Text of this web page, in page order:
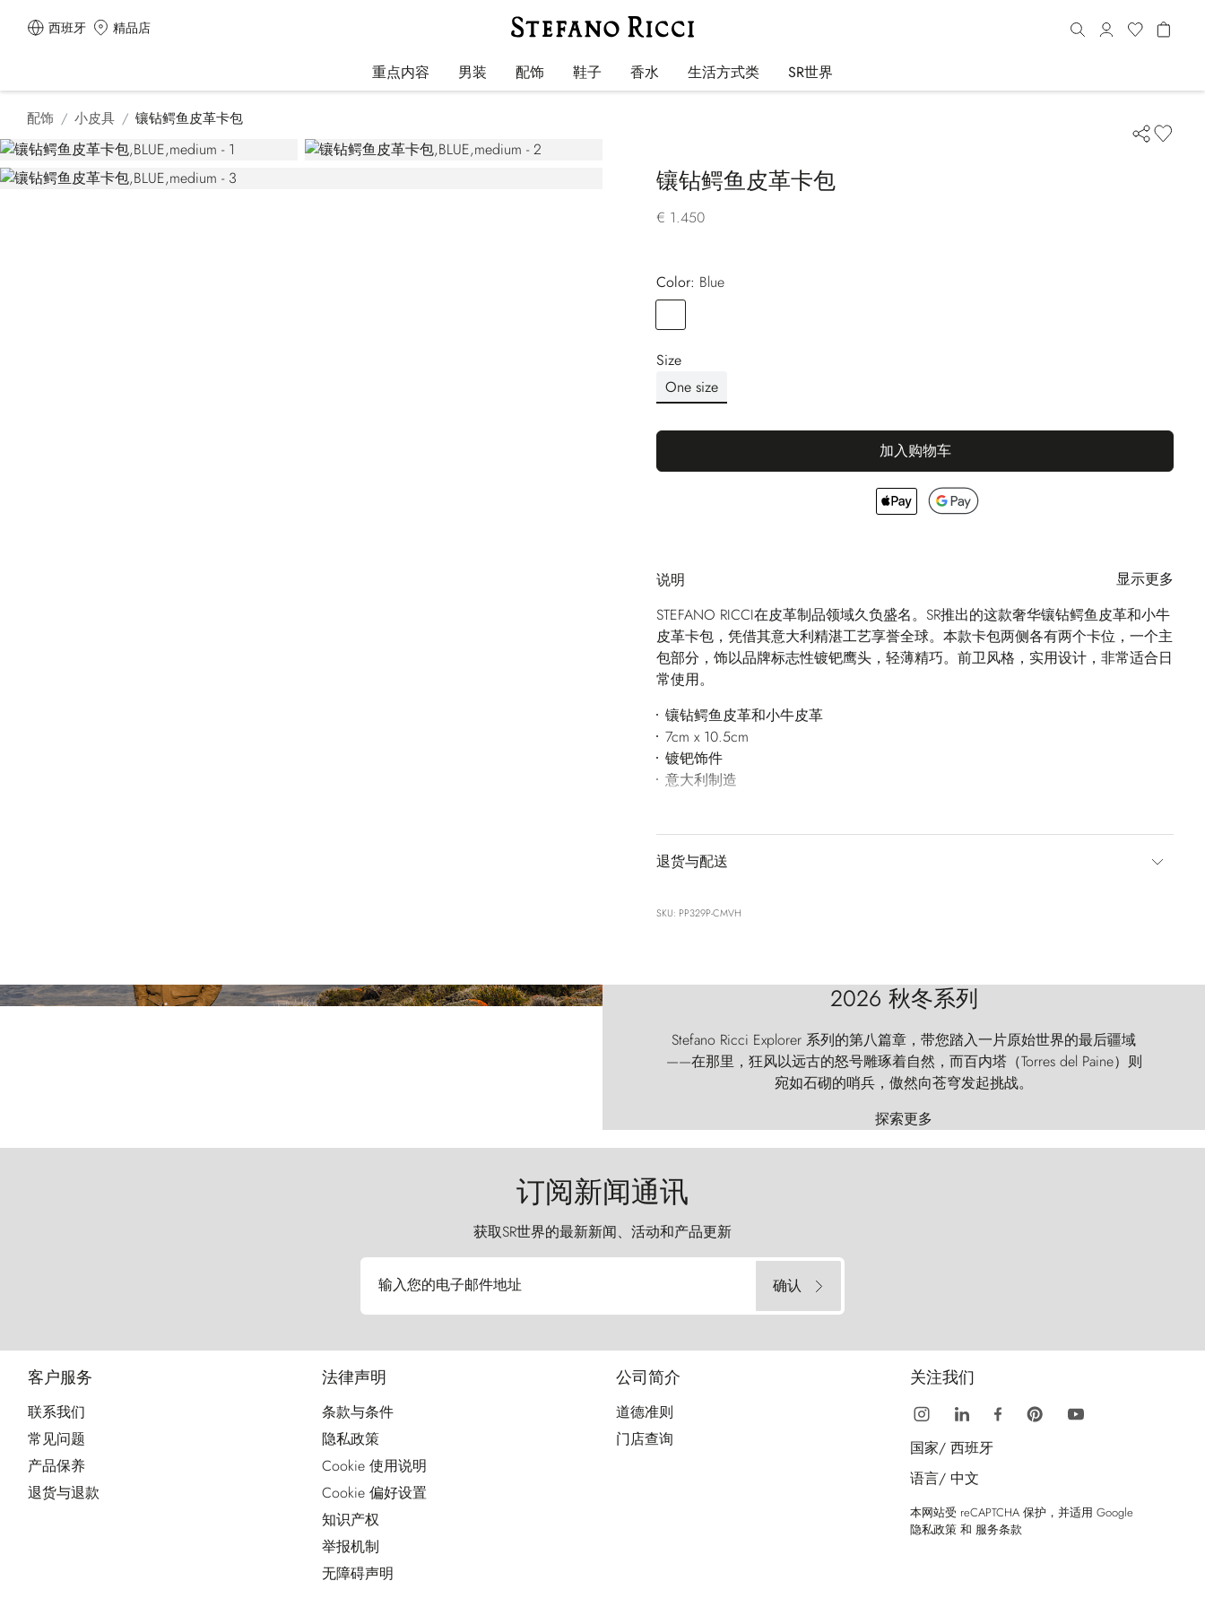
西班牙 精品店
重点内容 男装 配饰 鞋子 香水 生活方式类 SR世界
配饰 小皮具 镶钻鳄鱼皮革卡包
镶钻鳄鱼皮革卡包
€ 1.450
Color:
blue
Size
One size
加入购物车
说明
显示更多
STEFANO RICCI在皮革制品领域久负盛名。SR推出的这款奢华镶钻鳄鱼皮革和小牛
皮革卡包，凭借其意大利精湛工艺享誉全球。本款卡包两侧各有两个卡位，一个主
包部分，饰以品牌标志性镀钯鹰头，轻薄精巧。前卫风格，实用设计，非常适合日
常使用。
镶钻鳄鱼皮革和小牛皮革
7cm x 10.5cm
镀钯饰件
意大利制造
退货与配送
SKU: PP329P-CMVH
2026 秋冬系列
Stefano Ricci Explorer 系列的第八篇章，带您踏入一片原始世界的最后疆域
——在那里，狂风以远古的怒号雕琢着自然，而百内塔（Torres del Paine）则
宛如石砌的哨兵，傲然向苍穹发起挑战。
探索更多
订阅新闻通讯
获取SR世界的最新新闻、活动和产品更新
输入您的电子邮件地址 确认
客户服务
联系我们
常见问题
产品保养
退货与退款
法律声明
条款与条件
隐私政策
Cookie 使用说明
Cookie 偏好设置
知识产权
举报机制
无障碍声明
公司简介
道德准则
门店查询
关注我们
国家/ 西班牙
语言/ 中文
本网站受 reCAPTCHA 保护，并适用 Google
隐私政策 和 服务条款